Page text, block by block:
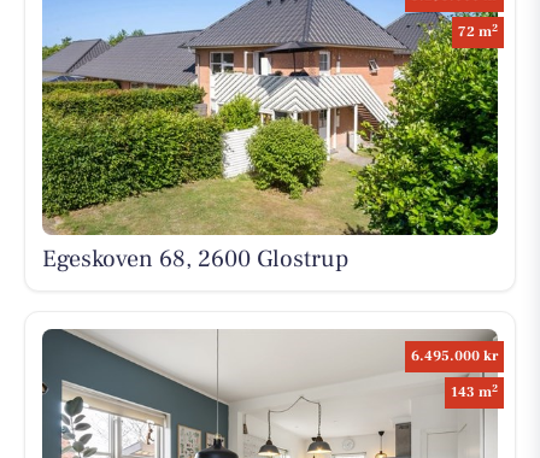
72 m2
Egeskoven 68, 2600 Glostrup
6.495.000 kr
143 m2